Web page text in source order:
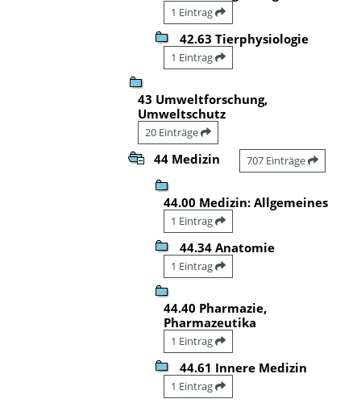
1 Eintrag
42.63 Tierphysiologie
1 Eintrag
43 Umweltforschung,
Umweltschutz
20 Einträge
44 Medizin 707 Einträge
44.00 Medizin: Allgemeines
1 Eintrag
44.34 Anatomie
1 Eintrag
44.40 Pharmazie,
Pharmazeutika
1 Eintrag
44.61 Innere Medizin
1 Eintrag